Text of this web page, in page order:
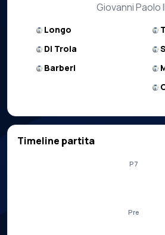
Giovanni Paolo
Longo
Di Troia
Barberi
Timeline partita
P7
Pre